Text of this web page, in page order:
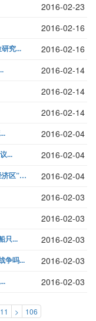
2016-02-23
2016-02-16
究... 2016-02-16
2016-02-14
2016-02-14
2016-02-14
2016-02-04
... 2016-02-04
蓝色经济 引领未来——“打造山东半岛蓝色经济区”的思考... 2016-02-04
2016-02-03
2016-02-03
只... 2016-02-03
争吗... 2016-02-03
2016-02-03
11 > 106